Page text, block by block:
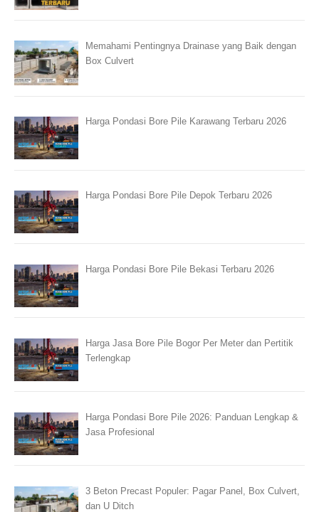
Memahami Pentingnya Drainase yang Baik dengan
Box Culvert
Harga Pondasi Bore Pile Karawang Terbaru 2026
Harga Pondasi Bore Pile Depok Terbaru 2026
Harga Pondasi Bore Pile Bekasi Terbaru 2026
Harga Jasa Bore Pile Bogor Per Meter dan Pertitik
Terlengkap
Harga Pondasi Bore Pile 2026: Panduan Lengkap &
Jasa Profesional
3 Beton Precast Populer: Pagar Panel, Box Culvert,
dan U Ditch